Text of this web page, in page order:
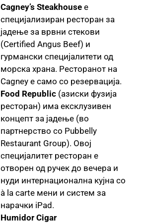
Cagney’s Steakhouse е
специјализиран ресторан за
јадење за врвни стекови
(Certified Angus Beef) и
гурмански специјалитети од
морска храна. Ресторанот на
Cagney е само со резервација.
Food Republic (азиски фузија
ресторан) има ексклузивен
концепт за јадење (во
партнерство со Pubbelly
Restaurant Group). Овој
специјалитет ресторан е
отворен од ручек до вечера и
нуди интернационална кујна со
à la carte мени и систем за
нарачки iPad.
Humidor Cigar